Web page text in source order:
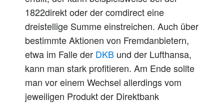
1822direkt oder der comdirect eine
dreistellige Summe einstreichen. Auch über
bestimmte Aktionen von Fremdanbietern,
etwa im Falle der DKB und der Lufthansa,
kann man stark profitieren. Am Ende sollte
man vor einem Wechsel allerdings vom
jeweiligen Produkt der Direktbank